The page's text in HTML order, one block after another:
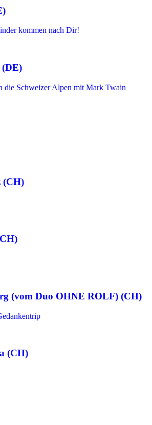
kommen nach Dir!
(DE)
Schweizer Alpen mit Mark Twain
(CH)
(vom Duo OHNE ROLF) (CH)
(CH)